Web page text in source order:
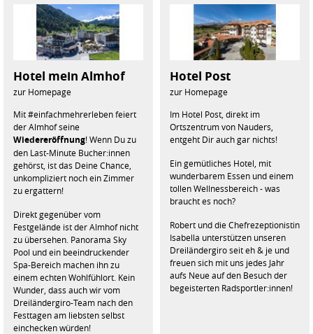
Hotel mein Almhof
zur Homepage
Mit #einfachmehrerleben feiert
der Almhof seine
Wiedereröffnung! Wenn Du zu
den Last-Minute Bucher:innen
gehörst, ist das Deine Chance,
unkompliziert noch ein Zimmer
zu ergattern!
Direkt gegenüber vom
Festgelände ist der Almhof nicht
zu übersehen. Panorama Sky
Pool und ein beeindruckender
Spa-Bereich machen ihn zu
einem echten Wohlfühlort. Kein
Wunder, dass auch wir vom
Dreiländergiro-Team nach den
Festtagen am liebsten selbst
einchecken würden!
Hotel Post
zur Homepage
Im Hotel Post, direkt im
Ortszentrum von Nauders,
entgeht Dir auch gar nichts!
Ein gemütliches Hotel, mit
wunderbarem Essen und einem
tollen Wellnessbereich - was
braucht es noch?
Robert und die Chefrezeptionistin
Isabella unterstützen unseren
Dreiländergiro seit eh & je und
freuen sich mit uns jedes Jahr
aufs Neue auf den Besuch der
begeisterten Radsportler:innen!